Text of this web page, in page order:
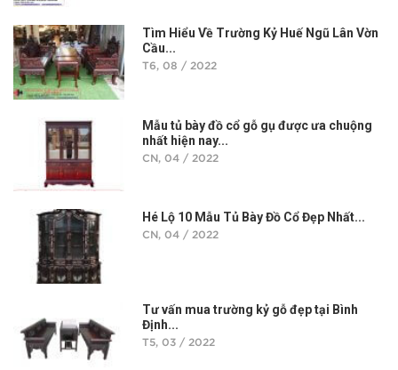
Tìm Hiểu Về Trường Kỷ Huế Ngũ Lân Vờn
Cầu...
T6, 08 / 2022
Mẫu tủ bày đồ cổ gỗ gụ được ưa chuộng
nhất hiện nay...
CN, 04 / 2022
Hé Lộ 10 Mẫu Tủ Bày Đồ Cổ Đẹp Nhất...
CN, 04 / 2022
Tư vấn mua trường kỷ gỗ đẹp tại Bình
Định...
T5, 03 / 2022